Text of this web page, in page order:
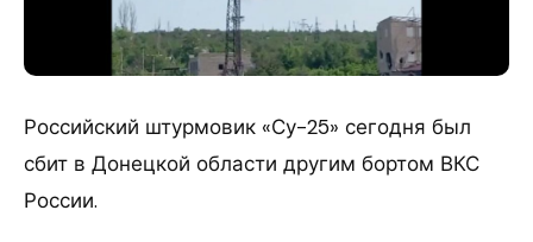
Российский штурмовик «Су-25» сегодня был
сбит в Донецкой области другим бортом ВКС
России.